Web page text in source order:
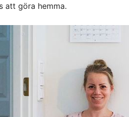
att göra hemma.